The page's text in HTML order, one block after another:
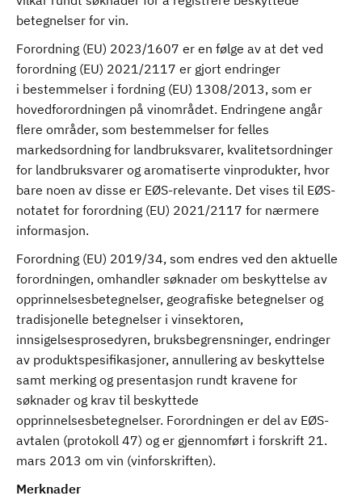
betegnelser for vin.
Forordning (EU) 2023/1607 er en følge av at det ved
forordning (EU) 2021/2117 er gjort endringer
i bestemmelser i fordning (EU) 1308/2013, som er
hovedforordningen på vinområdet. Endringene angår
flere områder, som bestemmelser for felles
markedsordning for landbruksvarer, kvalitetsordninger
for landbruksvarer og aromatiserte vinprodukter, hvor
bare noen av disse er EØS-relevante. Det vises til EØS-
notatet for forordning (EU) 2021/2117 for nærmere
informasjon.
Forordning (EU) 2019/34, som endres ved den aktuelle
forordningen, omhandler søknader om beskyttelse av
opprinnelsesbetegnelser, geografiske betegnelser og
tradisjonelle betegnelser i vinsektoren,
innsigelsesprosedyren, bruksbegrensninger, endringer
av produktspesifikasjoner, annullering av beskyttelse
samt merking og presentasjon rundt kravene for
søknader og krav til beskyttede
opprinnelsesbetegnelser. Forordningen er del av EØS-
avtalen (protokoll 47) og er gjennomført i forskrift 21.
mars 2013 om vin (vinforskriften).
Merknader